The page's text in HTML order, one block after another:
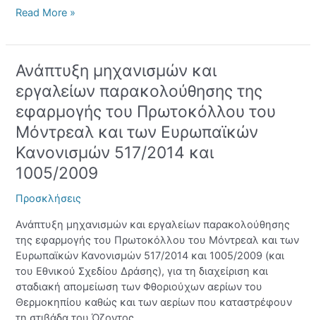
εμπορίας
αεριών
θερμοκηπίου
Read More »
Ανάπτυξη μηχανισμών και
εργαλείων παρακολούθησης της
εφαρμογής του Πρωτοκόλλου του
Μόντρεαλ και των Ευρωπαϊκών
Κανονισμών 517/2014 και
1005/2009
Προσκλήσεις
Ανάπτυξη μηχανισμών και εργαλείων παρακολούθησης
της εφαρμογής του Πρωτοκόλλου του Μόντρεαλ και των
Ευρωπαϊκών Κανονισμών 517/2014 και 1005/2009 (και
του Εθνικού Σχεδίου Δράσης), για τη διαχείριση και
σταδιακή απομείωση των Φθοριούχων αερίων του
Θερμοκηπίου καθώς και των αερίων που καταστρέφουν
Ανάπτυξη
μηχανισμών
και
εργαλείων
παρακολούθησης
της
εφαρμογής
του
Πρωτοκόλλου
του
Μόντρεαλ
και
των
Ευρωπαϊκών
Κανονισμών
517/2014
και